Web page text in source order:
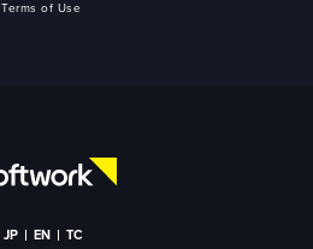
Terms of Use
JP EN TC